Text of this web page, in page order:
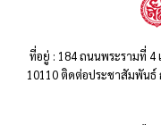
ที่อยู่ : 184 ถนนพระรามที่ 4
10110 ติดต่อประชาสัมพันธ์